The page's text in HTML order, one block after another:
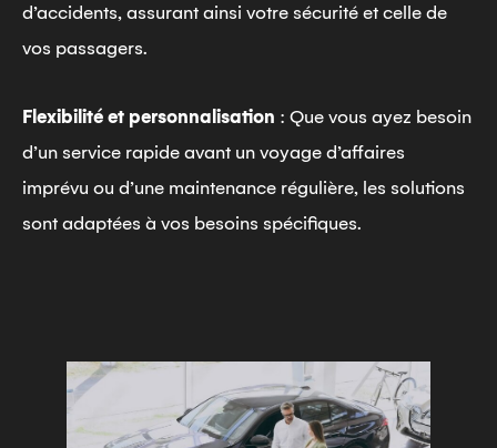
d’accidents, assurant ainsi votre sécurité et celle de
vos passagers.
Flexibilité et personnalisation : Que vous ayez besoin
d’un service rapide avant un voyage d’affaires
imprévu ou d’une maintenance régulière, les solutions
sont adaptées à vos besoins spécifiques.